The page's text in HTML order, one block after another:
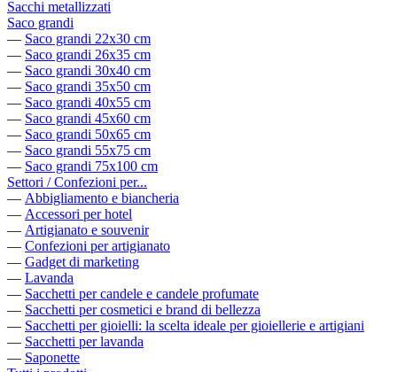
Sacchi metallizzati
Saco grandi
— Saco grandi 22x30 cm
— Saco grandi 26x35 cm
— Saco grandi 30x40 cm
— Saco grandi 35x50 cm
— Saco grandi 40x55 cm
— Saco grandi 45x60 cm
— Saco grandi 50x65 cm
— Saco grandi 55x75 cm
— Saco grandi 75x100 cm
Settori / Confezioni per...
— Abbigliamento e biancheria
— Accessori per hotel
— Artigianato e souvenir
— Confezioni per artigianato
— Gadget di marketing
— Lavanda
— Sacchetti per candele e candele profumate
— Sacchetti per cosmetici e brand di bellezza
— Sacchetti per gioielli: la scelta ideale per gioiellerie e artigiani
— Sacchetti per lavanda
— Saponette